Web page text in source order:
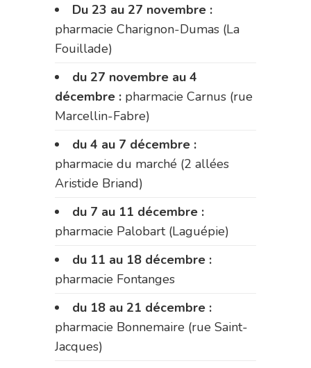
Du 23 au 27 novembre :
pharmacie Charignon-Dumas (La
Fouillade)
du 27 novembre au 4
décembre : pharmacie Carnus (rue
Marcellin-Fabre)
du 4 au 7 décembre :
pharmacie du marché (2 allées
Aristide Briand)
du 7 au 11 décembre :
pharmacie Palobart (Laguépie)
du 11 au 18 décembre :
pharmacie Fontanges
du 18 au 21 décembre :
pharmacie Bonnemaire (rue Saint-
Jacques)